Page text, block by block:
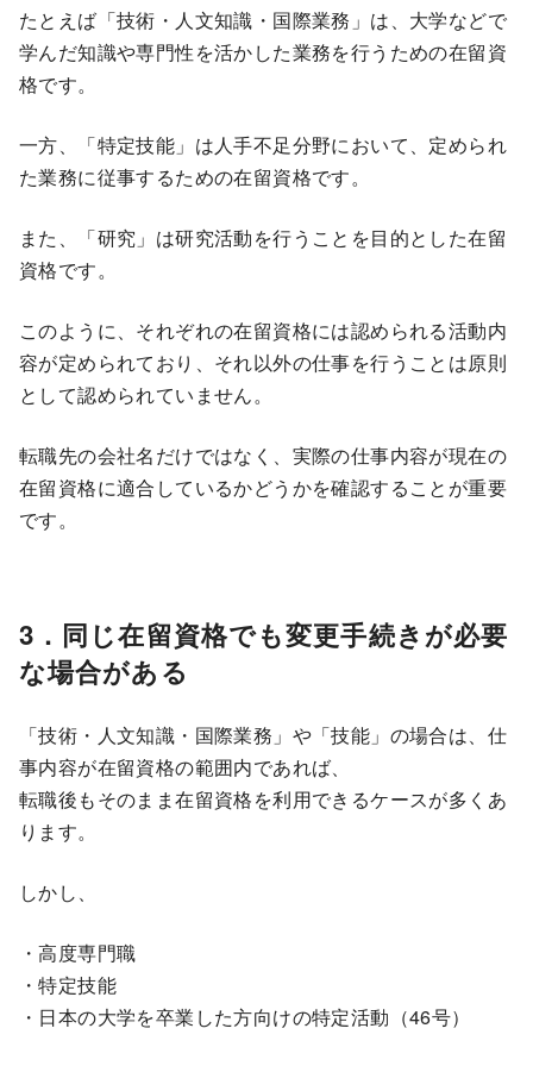
たとえば「技術・人文知識・国際業務」は、大学などで
学んだ知識や専門性を活かした業務を行うための在留資
格です。
一方、「特定技能」は人手不足分野において、定められ
た業務に従事するための在留資格です。
また、「研究」は研究活動を行うことを目的とした在留
資格です。
このように、それぞれの在留資格には認められる活動内
容が定められており、それ以外の仕事を行うことは原則
として認められていません。
転職先の会社名だけではなく、実際の仕事内容が現在の
在留資格に適合しているかどうかを確認することが重要
です。
3．同じ在留資格でも変更手続きが必要
な場合がある
「技術・人文知識・国際業務」や「技能」の場合は、仕
事内容が在留資格の範囲内であれば、
転職後もそのまま在留資格を利用できるケースが多くあ
ります。
しかし、
・高度専門職
・特定技能
・日本の大学を卒業した方向けの特定活動（46号）